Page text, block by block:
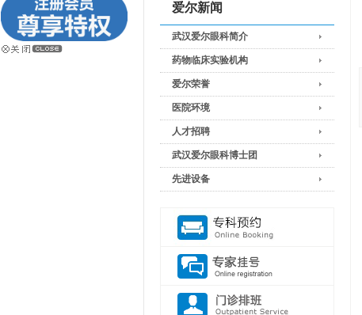
爱尔新闻
武汉爱尔眼科简介
药物临床实验机构
爱尔荣誉
医院环境
人才招聘
武汉爱尔眼科博士团
先进设备